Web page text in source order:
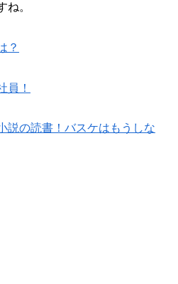
ね。
？
員！
説の読書！バスケはもうしな